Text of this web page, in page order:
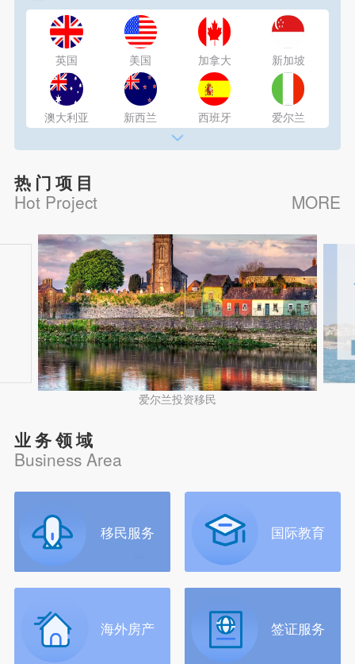
西班牙 菲律宾 新加坡 泰国
日本 韩国 意大利
英国 美国 加拿大 新加坡
澳大利亚 新西兰 西班牙 爱尔兰
瑞士
热门项目
Hot Project
MORE
爱尔兰投资移民
业务领域
Business Area
移民服务 国际教育
海外房产 签证服务